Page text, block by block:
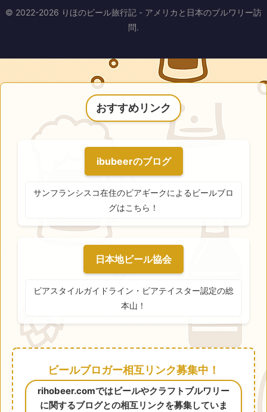
© 2022-2026 りほのビール旅行記 - アメリカと日本のブルワリー訪
問.
おすすめリンク
ibubeerのブログ
サンフランシスコ在住のビアギークによるビールブロ
グはこちら！
日本地ビール協会
ビアスタイルガイドライン・ビアテイスター認定の総
本山！
ビールブロガー相互リンク募集中！
rihobeer.comではビールやクラフトブルワリー
に関するブログとの相互リンクを募集していま